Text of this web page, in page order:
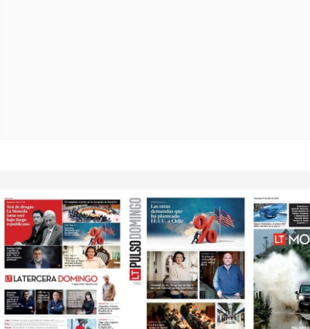
Opens in new window Opens in